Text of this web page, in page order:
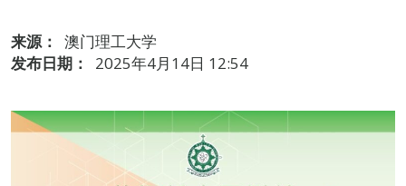
来源：
澳门理工大学
发布日期：
2025年4月14日 12:54